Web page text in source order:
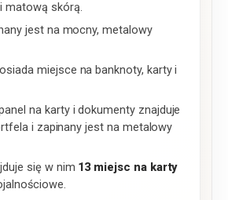
matową skórą.
jest na mocny, metalowy
miejsce na banknoty, karty i
na karty i dokumenty znajduje
i zapinany jest na metalowy
się w nim 13 miejsc na karty